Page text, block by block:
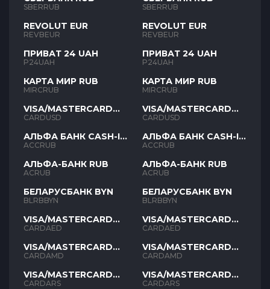
SBERRUB
REVOLUT EUR
REVBEUR
ПРИВАТ 24 UAH
P24UAH
КАРТА МИР RUB
MIRCRUB
VISA/MASTERCARD
USD
CARDUSD
АЛЬФА БАНК CASH-IN
RUB
ACCRUB
АЛЬФА-БАНК RUB
ACRUB
БЕЛАРУСБАНК BYN
BLRBBYN
VISA/MASTERCARD
AED
CARDAED
VISA/MASTERCARD
AMD
CARDAMD
VISA/MASTERCARD
ARS
CARDARS
SBERRUB
REVOLUT EUR
REVBEUR
ПРИВАТ 24 UAH
P24UAH
КАРТА МИР RUB
MIRCRUB
VISA/MASTERCARD
USD
CARDUSD
АЛЬФА БАНК CASH-IN
RUB
ACCRUB
АЛЬФА-БАНК RUB
ACRUB
БЕЛАРУСБАНК BYN
BLRBBYN
VISA/MASTERCARD
AED
CARDAED
VISA/MASTERCARD
AMD
CARDAMD
VISA/MASTERCARD
ARS
CARDARS